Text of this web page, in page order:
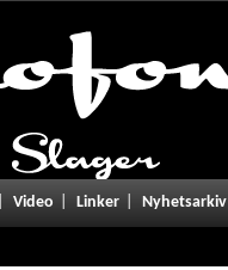
101
Video Linker Nyhetsarkiv